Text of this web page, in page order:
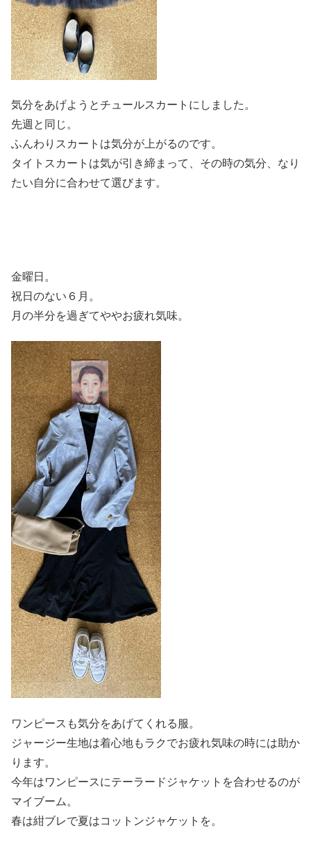
気分をあげようとチュールスカートにしました。
先週と同じ。
ふんわりスカートは気分が上がるのです。
タイトスカートは気が引き締まって、その時の気分、なり
たい自分に合わせて選びます。
金曜日。
祝日のない６月。
月の半分を過ぎてややお疲れ気味。
ワンピースも気分をあげてくれる服。
ジャージー生地は着心地もラクでお疲れ気味の時には助か
ります。
今年はワンピースにテーラードジャケットを合わせるのが
マイブーム。
春は紺ブレで夏はコットンジャケットを。